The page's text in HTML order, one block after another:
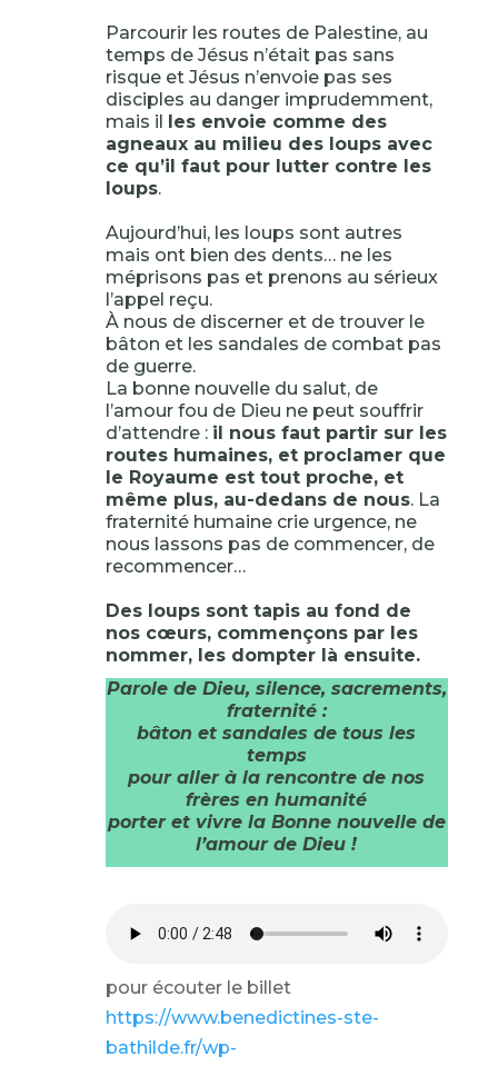
Parcourir les routes de Palestine, au
temps de Jésus n’était pas sans
risque et Jésus n’envoie pas ses
disciples au danger imprudemment,
mais il les envoie comme des
agneaux au milieu des loups avec
ce qu’il faut pour lutter contre les
loups.
Aujourd’hui, les loups sont autres
mais ont bien des dents… ne les
méprisons pas et prenons au sérieux
l’appel reçu.
À nous de discerner et de trouver le
bâton et les sandales de combat pas
de guerre.
La bonne nouvelle du salut, de
l’amour fou de Dieu ne peut souffrir
d’attendre : il nous faut partir sur les
routes humaines, et proclamer que
le Royaume est tout proche, et
même plus, au-dedans de nous. La
fraternité humaine crie urgence, ne
nous lassons pas de commencer, de
recommencer…
Des loups sont tapis au fond de
nos cœurs, commençons par les
nommer, les dompter là ensuite.
Parole de Dieu, silence, sacrements,
fraternité :
bâton et sandales de tous les
temps
pour aller à la rencontre de nos
frères en humanité
porter et vivre la Bonne nouvelle de
l’amour de Dieu !
pour écouter le billet
https://www.benedictines-ste-
bathilde.fr/wp-